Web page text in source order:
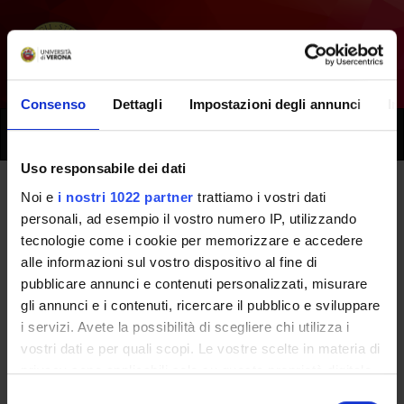
Consenso Dettagli Impostazioni degli annunci
Uso responsabile dei dati
Noi e i nostri 1022 partner trattiamo i vostri dati
personali, ad esempio il vostro numero IP, utilizzando
tecnologie come i cookie per memorizzare e accedere
alle informazioni sul vostro dispositivo al fine di
pubblicare annunci e contenuti personalizzati, misurare
gli annunci e i contenuti, ricercare il pubblico e sviluppare
i servizi. Avete la possibilità di scegliere chi utilizza i
vostri dati e per quali scopi. Le vostre scelte in materia di
privacy sono applicabili solo su questa proprietà digitale
Toggle
Tutti i prossimi seminari -
Fondamenti morfologici e
funzionali della vita -
(2011/2012)
Home Didattica Seminari